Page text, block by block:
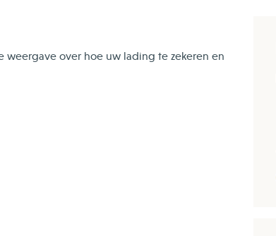
over hoe uw lading te zekeren en